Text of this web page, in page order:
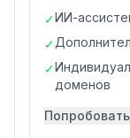
✓ИИ-
✓
✓
доменов
Попробовать